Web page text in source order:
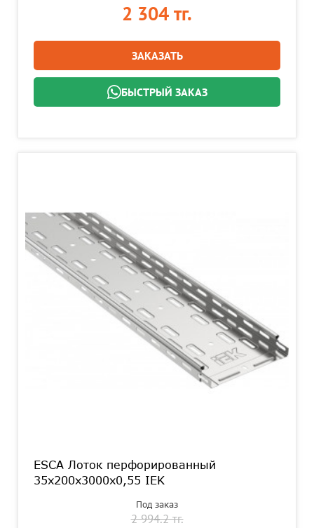
2 304 тг.
ЗАКАЗАТЬ
БЫСТРЫЙ ЗАКАЗ
ESCA Лоток перфорированный
35х200х3000х0,55 IEK
Под заказ
2 994.2 тг.